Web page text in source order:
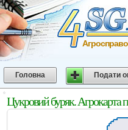
Головна Подати
Цукровий буряк.